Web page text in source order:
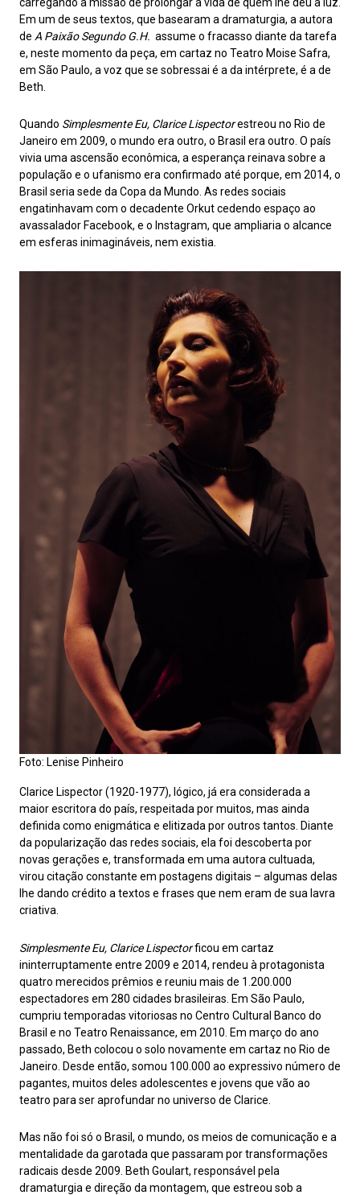
Em um de seus textos, que basearam a dramaturgia, a autora
de A Paixão Segundo G.H. assume o fracasso diante da tarefa
e, neste momento da peça, em cartaz no Teatro Moise Safra,
em São Paulo, a voz que se sobressai é a da intérprete, é a de
Beth.
Quando Simplesmente Eu, Clarice Lispectorestreou no Rio de
Janeiro em 2009, o mundo era outro, o Brasil era outro. O país
vivia uma ascensão econômica, a esperança reinava sobre a
população e o ufanismo era confirmado até porque, em 2014, o
Brasil seria sede da Copa da Mundo. As redes sociais
engatinhavam com o decadente Orkut cedendo espaço ao
avassalador Facebook, e o Instagram, que ampliaria o alcance
em esferas inimagináveis, nem existia.
Foto: Lenise Pinheiro
Clarice Lispector (1920-1977), lógico, já era considerada a
maior escritora do país, respeitada por muitos, mas ainda
definida como enigmática e elitizada por outros tantos. Diante
da popularização das redes sociais, ela foi descoberta por
novas gerações e, transformada em uma autora cultuada,
virou citação constante em postagens digitais – algumas delas
lhe dando crédito a textos e frases que nem eram de sua lavra
criativa.
Simplesmente Eu, Clarice Lispectorficou em cartaz
ininterruptamente entre 2009 e 2014, rendeu à protagonista
quatro merecidos prêmios e reuniu mais de 1.200.000
espectadores em 280 cidades brasileiras. Em São Paulo,
cumpriu temporadas vitoriosas no Centro Cultural Banco do
Brasil e no Teatro Renaissance, em 2010. Em março do ano
passado, Beth colocou o solo novamente em cartaz no Rio de
Janeiro. Desde então, somou 100.000 ao expressivo número de
pagantes, muitos deles adolescentes e jovens que vão ao
teatro para ser aprofundar no universo de Clarice.
Mas não foi só o Brasil, o mundo, os meios de comunicação e a
mentalidade da garotada que passaram por transformações
radicais desde 2009. Beth Goulart, responsável pela
dramaturgia e direção da montagem, que estreou sob a